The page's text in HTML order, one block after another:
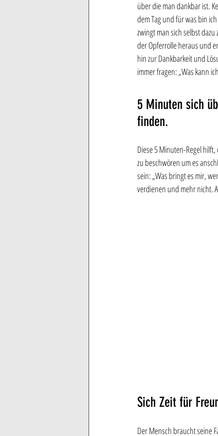
über die man dankbar ist.
dem Tag und für was bin
zwingt man sich selbst
der Opferrolle heraus und
hin zur Dankbarkeit und
immer fragen: „Was kann
5 Minuten sich
finden.
Diese 5 Minuten-Regel
zu beschwören um es
sein: „Was bringt es mir,
verdienen und mehr nicht.
Sich Zeit für
Der Mensch braucht seine